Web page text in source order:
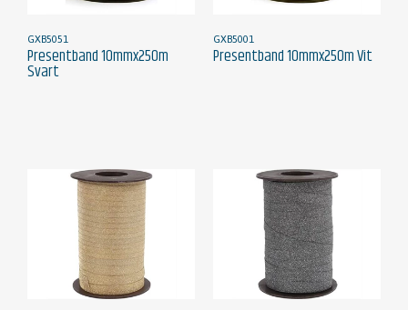
GXB5051
Presentband 10mmx250m
Svart
GXB5001
Presentband 10mmx250m Vit